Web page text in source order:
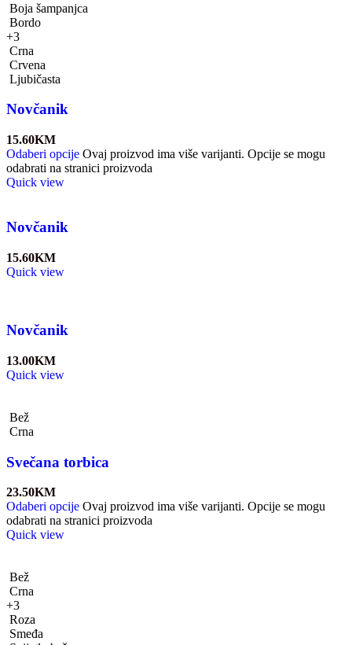
Boja šampanjca
Bordo
+3
Crna
Crvena
Ljubičasta
Novčanik
15.60KM
Odaberi opcije Ovaj proizvod ima više varijanti. Opcije se mogu
odabrati na stranici proizvoda
Quick view
Novčanik
15.60KM
Quick view
Novčanik
13.00KM
Quick view
Bež
Crna
Svečana torbica
23.50KM
Odaberi opcije Ovaj proizvod ima više varijanti. Opcije se mogu
odabrati na stranici proizvoda
Quick view
Bež
Crna
+3
Roza
Smeđa